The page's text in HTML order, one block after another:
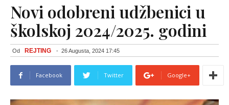
Novi odobreni udžbenici u
školskoj 2024/2025. godini
Od REJTING - 26 Augusta, 2024 17:45
Facebook Twitter Google+